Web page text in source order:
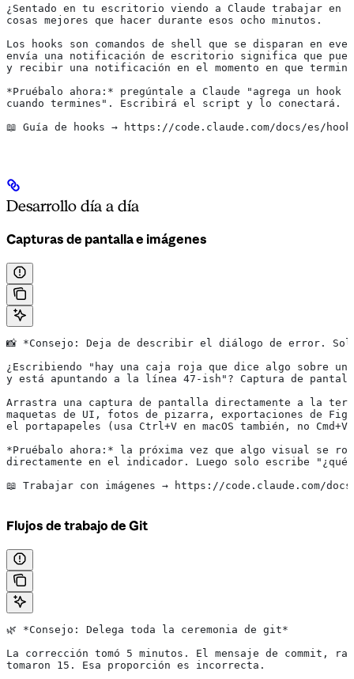
¿Sentado en tu escritorio viendo a Claude trabajar en
cosas mejores que hacer durante esos ocho minutos.
Los hooks son comandos de shell que se disparan en
envía una notificación de escritorio significa que
y recibir una notificación en el momento en que
*Pruébalo ahora:* pregúntale a Claude "agrega un
cuando termines". Escribirá el script y lo conectará.
📖 Guía de hooks → https://code.claude.com/docs/es/
Desarrollo día a día
Capturas de pantalla e imágenes
📸 *Consejo: Deja de describir el diálogo de error.
¿Escribiendo "hay una caja roja que dice algo sobre
y está apuntando a la línea 47-ish"? Captura de
Arrastra una captura de pantalla directamente a la
maquetas de UI, fotos de pizarra, exportaciones de
el portapapeles (usa Ctrl+V en macOS también, no
*Pruébalo ahora:* la próxima vez que algo visual se
directamente en el indicador. Luego solo escribe "¿qué
📖 Trabajar con imágenes → https://code.claude.com/docs/
Flujos de trabajo de Git
🌿 *Consejo: Delega toda la ceremonia de git*
La corrección tomó 5 minutos. El mensaje de commit,
tomaron 15. Esa proporción es incorrecta.